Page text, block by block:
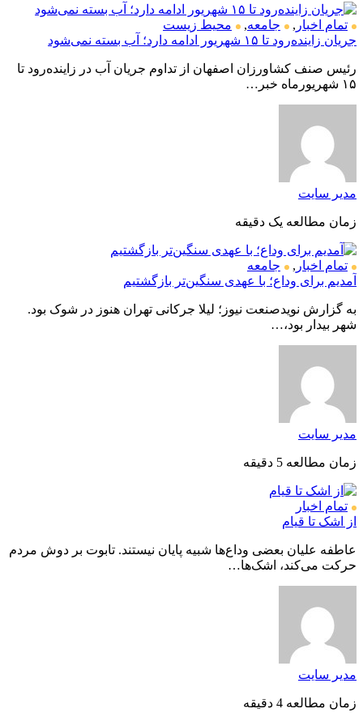
تمام اخبار , جامعه,
محیط زیست
جریان زاینده‌رود تا ۱۵ شهریور ادامه دارد؛ آب بسته نمی‌شود
رئیس صنف کشاورزان اصفهان از تداوم جریان آب در زاینده‌رود تا
۱۵ شهریورماه خبر…
مدیر سایت
زمان مطالعه یک دقیقه
تمام اخبار ,
جامعه
آمدیم برای وداع؛ با عهدی سنگین‌تر بازگشتیم
به گزارش نویدصنعت نیوز؛ لیلا جرکانی تهران هنوز در شوک بود.
شهر بیدار بود،…
مدیر سایت
زمان مطالعه 5 دقیقه
تمام اخبار
از اشک تا قیام
عاطفه علیان بعضی وداع‌ها شبیه پایان نیستند. تابوت بر دوش مردم
حرکت می‌کند، اشک‌ها…
مدیر سایت
زمان مطالعه 4 دقیقه